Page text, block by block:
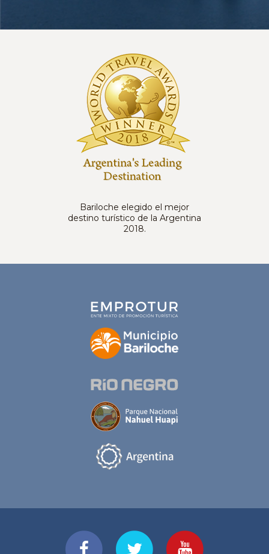
Bariloche elegido el mejor
destino turístico de la Argentina
2018.